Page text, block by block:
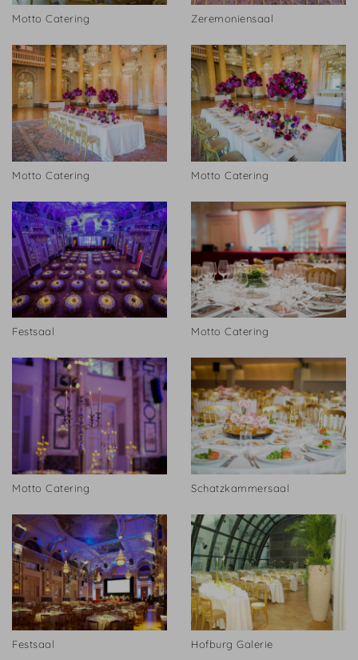
Motto Catering Zeremoniensaal
Motto Catering Motto Catering
Festsaal Motto Catering
Motto Catering Schatzkammersaal
Festsaal Hofburg Galerie